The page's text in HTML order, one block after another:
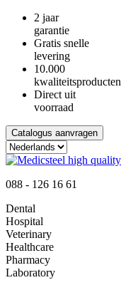
2 jaar
garantie
Gratis snelle
levering
10.000
kwaliteitsproducten
Direct uit
voorraad
Catalogus aanvragen
088 - 126 16 61
Dental
Hospital
Veterinary
Healthcare
Pharmacy
Laboratory